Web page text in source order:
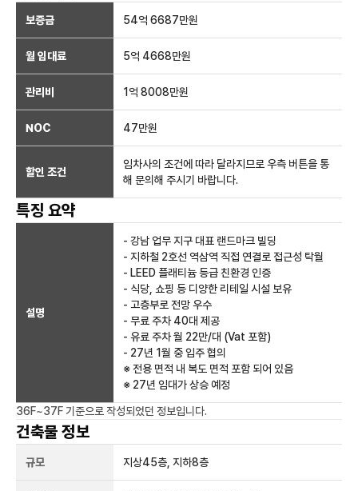
보증금 54억 6687만원
월 임대료 5억 4668만원
관리비 1억 8008만원
NOC 47만원
할인 조건
임차사의 조건에 따라 달라지므로 우측 버튼을 통
해 문의해 주시기 바랍니다.
특징 요약
설명
- 강남 업무 지구 대표 랜드마크 빌딩
- 지하철 2호선 역삼역 직접 연결로 접근성 탁월
- LEED 플래티늄 등급 친환경 인증
- 식당, 쇼핑 등 디양한 리테일 시설 보유
- 고층부로 전망 우수
- 무료 주차 40대 제공
- 유료 주차 월 22만/대 (Vat 포함)
- 27년 1월 중 입주 협의
※ 전용 면적 내 복도 면적 포함 되어 있음
※ 27년 임대가 상승 예정
36F~37F 기준으로 작성되었던 정보입니다.
건축물 정보
규모 지상45층, 지하8층